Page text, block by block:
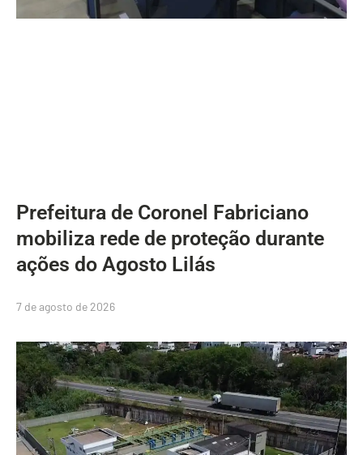
Prefeitura de Coronel Fabriciano
mobiliza rede de proteção durante
ações do Agosto Lilás
7 de agosto de 2026